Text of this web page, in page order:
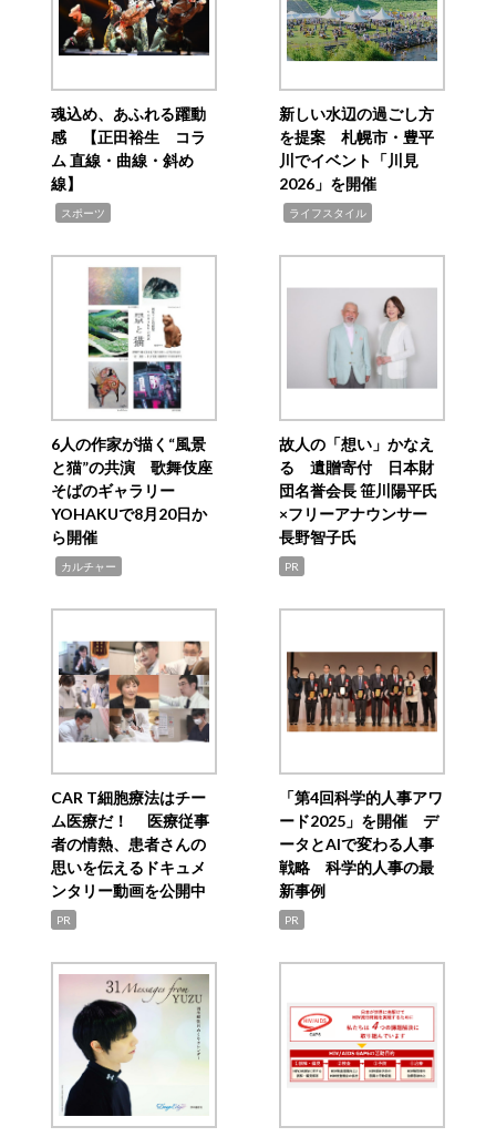
魂込め、あふれる躍動
感 【正田裕生 コラ
ム 直線・曲線・斜め
線】
スポーツ
新しい水辺の過ごし方
を提案 札幌市・豊平
川でイベント「川見
2026」を開催
ライフスタイル
6人の作家が描く“風景
と猫”の共演 歌舞伎座
そばのギャラリー
YOHAKUで8月20日か
ら開催
カルチャー
故人の「想い」かなえ
る 遺贈寄付 日本財
団名誉会長 笹川陽平氏
×フリーアナウンサー
長野智子氏
PR
CAR T細胞療法はチー
ム医療だ！ 医療従事
者の情熱、患者さんの
思いを伝えるドキュメ
ンタリー動画を公開中
PR
「第4回科学的人事アワ
ード2025」を開催 デ
ータとAIで変わる人事
戦略 科学的人事の最
新事例
PR